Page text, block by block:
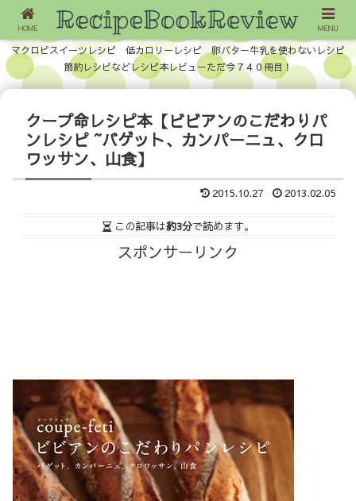
マクロビスイーツレシピ 低カロリーレシピ 卵バター牛乳を使わないレシピ
節約レシピなどレシピ本レビューただ今７４０冊目！
クープ命レシピ本【ビビアンのこだわりパ
ンレシピ ~バゲット、カンパーニュ、クロ
ワッサン、山食】
2015.10.27 2013.02.05
この記事は約3分で読めます。
スポンサーリンク
HOME MENU